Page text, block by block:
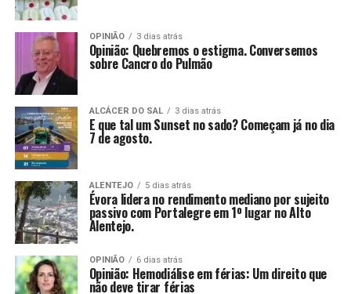
OPINIÃO 3 dias atrás
Opinião: Quebremos o estigma. Conversemos
sobre Cancro do Pulmão
ALCÁCER DO SAL 3 dias atrás
E que tal um Sunset no sado? Começam já no dia
7 de agosto.
ALENTEJO 5 dias atrás
Évora lidera no rendimento mediano por sujeito
passivo com Portalegre em 1º lugar no Alto
Alentejo.
OPINIÃO 6 dias atrás
Opinião: Hemodiálise em férias: Um direito que
não deve tirar férias